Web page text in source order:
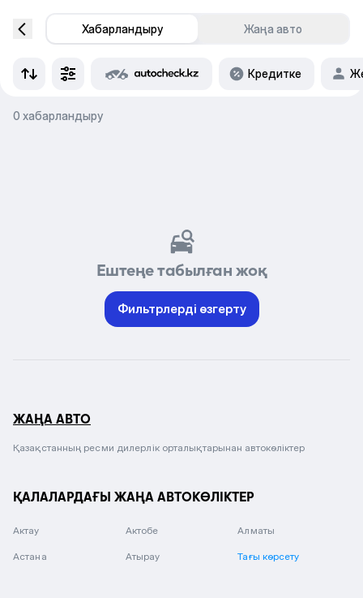
Хабарландыру Жаңа авто
Кредитке
0 хабарландыру
Ештеңе табылған жоқ
Фильтрлерді өзгерту
ЖАҢА АВТО
Қазақстанның ресми дилерлік орталықтарынан автокөліктер
ҚАЛАЛАРДАҒЫ ЖАҢА АВТОКӨЛІКТЕР
Актау Актобе Алматы
Астана Атырау Тағы көрсету